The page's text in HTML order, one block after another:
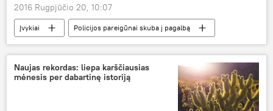
2016 Rugpjūčio 20, 10:07
Įvykiai Policijos pareigūnai skuba į pagalbą
Naujas rekordas: liepa karščiausias
mėnesis per dabartinę istoriją